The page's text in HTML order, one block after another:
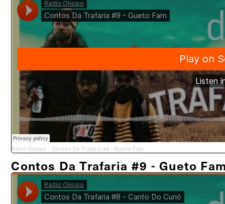
Radio Olisipo · Contos Da Trafaria #8 - Gueto Fam
Contos Da Trafaria #9 - Gueto